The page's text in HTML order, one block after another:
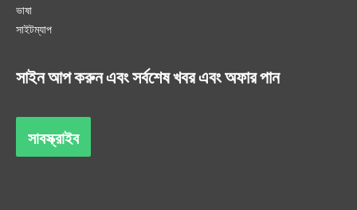
ভাষা
সাইটম্যাপ
সাইন আপ করুন এবং সর্বশেষ খবর এবং অফার পান
সাবস্ক্রাইব